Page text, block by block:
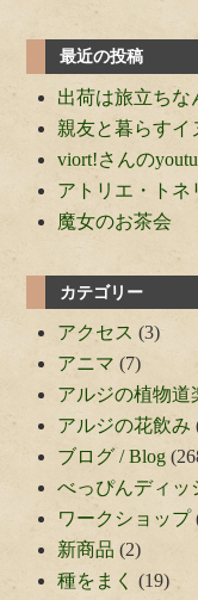
最近の投稿
出荷は旅立ちな
親友と暮らすイ
viort!さんの
アトリエ・トネ
魔女のお茶会
カテゴリー
アクセス (3)
アニマ (7)
アルジの植物道
アルジの花飲み
ブログ / Blog
べっぴんディッ
ワークショップ
新商品 (2)
種をまく (19)